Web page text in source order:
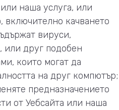
наша услуга, или
включително качването
вируси,
или друг подобен
които могат да
на друг компютър;
предназначението
от Уебсайта или наша